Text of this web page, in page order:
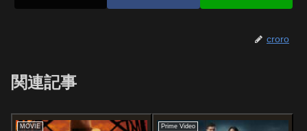
croro
関連記事
MOVIE Prime Video